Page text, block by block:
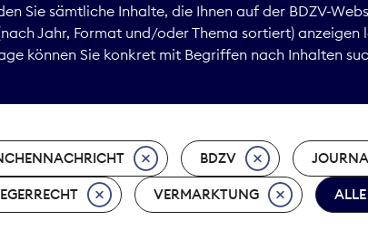
Service
Sie sämtliche Inhalte, die Ihnen auf der BDZV-
Jahr, Format und/oder Thema sortiert)
können Sie konkret mit Begriffen nach Inhalten
BDZV
VERMARKTUNG